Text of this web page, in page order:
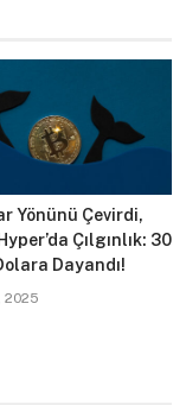
Yönünü Çevirdi,
Çılgınlık: 30
Dayandı!
2025